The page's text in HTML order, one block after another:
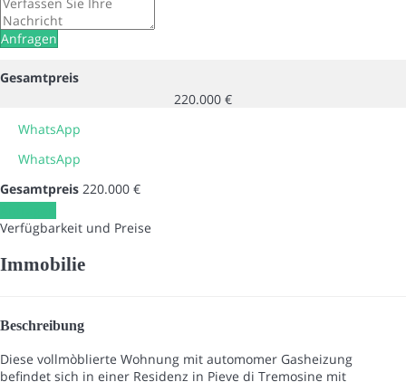
Anfragen
Gesamtpreis
220.000 €
WhatsApp
WhatsApp
Gesamtpreis 220.000 €
Verfügbarkeit und Preise
Immobilie
Beschreibung
Diese vollmòblierte Wohnung mit automomer Gasheizung
befindet sich in einer Residenz in Pieve di Tremosine mit